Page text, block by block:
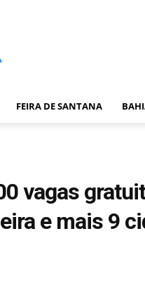
FEIRA DE SANTANA
vagas
e mais 9